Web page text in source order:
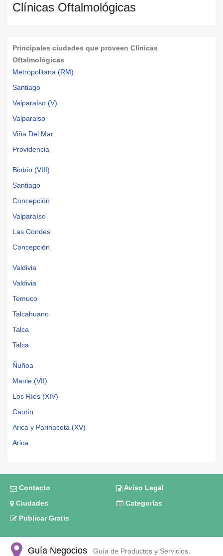
Clínicas Oftalmológicas
Principales ciudades que proveen Clínicas
Oftalmológicas
Metropolitana (RM)
Santiago
Valparaíso (V)
Valparaiso
Viña Del Mar
Providencia
Biobío (VIII)
Santiago
Concepción
Valparaíso
Las Condes
Concepción
Valdivia
Valdivia
Temuco
Talcahuano
Talca
Talca
Ñuñoa
Maule (VII)
Los Ríos (XIV)
Cautín
Arica y Parinacota (XV)
Arica
Contacto
Aviso Legal
Ciudades
Categorías
Publicar Gratis
Guía Negocios Guía de Productos y Servicios,